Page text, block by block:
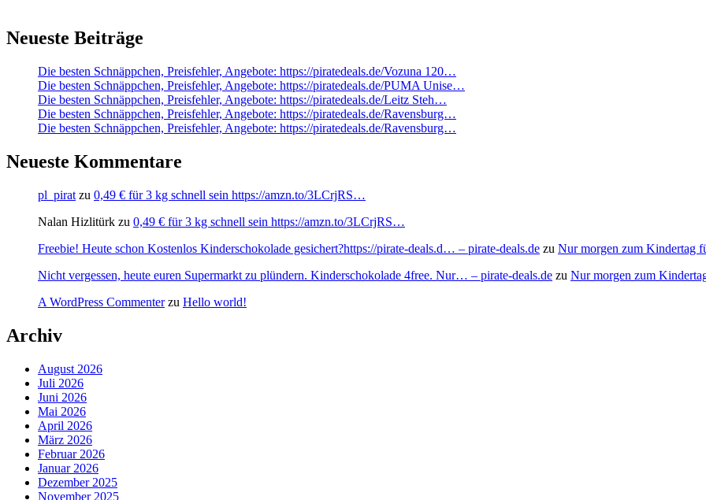
Neueste Beiträge
Die besten Schnäppchen, Preisfehler, Angebote: https://piratedeals.de/Vozuna 120…
Die besten Schnäppchen, Preisfehler, Angebote: https://piratedeals.de/PUMA Unise…
Die besten Schnäppchen, Preisfehler, Angebote: https://piratedeals.de/Leitz Steh…
Die besten Schnäppchen, Preisfehler, Angebote: https://piratedeals.de/Ravensburg…
Die besten Schnäppchen, Preisfehler, Angebote: https://piratedeals.de/Ravensburg…
Neueste Kommentare
pl_pirat zu 0,49 € für 3 kg schnell sein https://amzn.to/3LCrjRS…
Nalan Hizlitürk zu 0,49 € für 3 kg schnell sein https://amzn.to/3LCrjRS…
Freebie! Heute schon Kostenlos Kinderschokolade gesichert?https://pirate-deals.d… – pirate-deals.de zu Nur morgen zum Kindertag
Nicht vergessen, heute euren Supermarkt zu plündern. Kinderschokolade 4free. Nur… – pirate-deals.de zu Nur morgen zum
A WordPress Commenterzu Hello world!
Archiv
August 2026
Juli 2026
Juni 2026
Mai 2026
April 2026
März 2026
Februar 2026
Januar 2026
Dezember 2025
November 2025